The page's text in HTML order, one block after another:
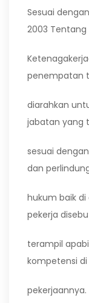
Sesuai
2003 Tentang
penempatan
diarahkan
jabatan yang
sesuai
dan
hukum baik
pekerja
terampil
kompetensi
pekerjaannya.